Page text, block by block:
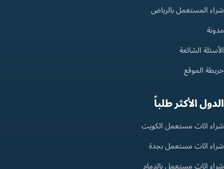
شراء المستعمل بالرياض
مدونة
الأسئلة الشائعة
خريطة الموقع
الدول الأكثر طلباً
شراء اثاث مستعمل الكويت
شراء اثاث مستعمل بجدة
شراء اثاث مستعمل بالدمام